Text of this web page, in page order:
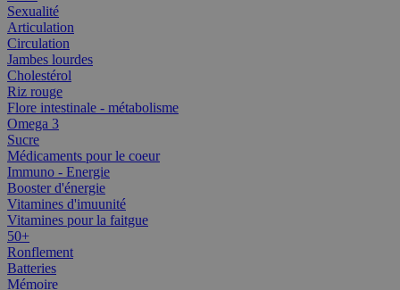
Sexualité
Articulation
Circulation
Jambes lourdes
Cholestérol
Riz rouge
Flore intestinale - métabolisme
Omega 3
Sucre
Médicaments pour le coeur
Immuno - Energie
Booster d'énergie
Vitamines d'imuunité
Vitamines pour la faitgue
50+
Ronflement
Batteries
Mémoire